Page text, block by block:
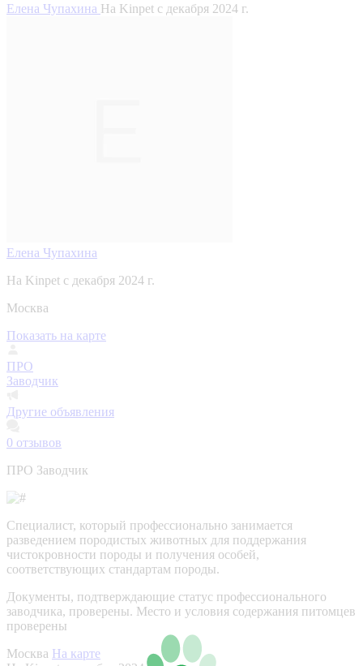
Елена Чупахина На Kinpet c декабря 2024 г.
Елена Чупахина
На Kinpet c декабря 2024 г.
Москва
Показать на карте
ПРО
Заводчик
Другие объявления
0 отзывов
ПРО Заводчик
Специалист, который профессионально занимается
разведением породистых животных для поддержания
чистокровности породы и получения особей,
соответствующих стандартам породы.
Документы, подтверждающие статус профессионального
заводчика, проверены. Место и условия содержания питомцев
проверены
Москва На карте